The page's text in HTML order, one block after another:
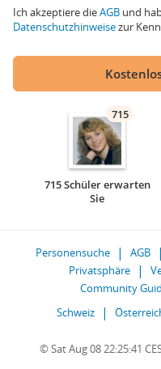
Ich akzeptiere dieAGB und
Datenschutzhinweisezur
715
715 Schüler erwarten
Sie
Personensuche AGB
Privatsphäre
Community
Schweiz
© Sat Aug 08 22:25:41